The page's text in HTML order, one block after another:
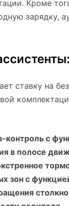
Кроме
зарядку,
ставку на
контроль с
в полосе
зон с